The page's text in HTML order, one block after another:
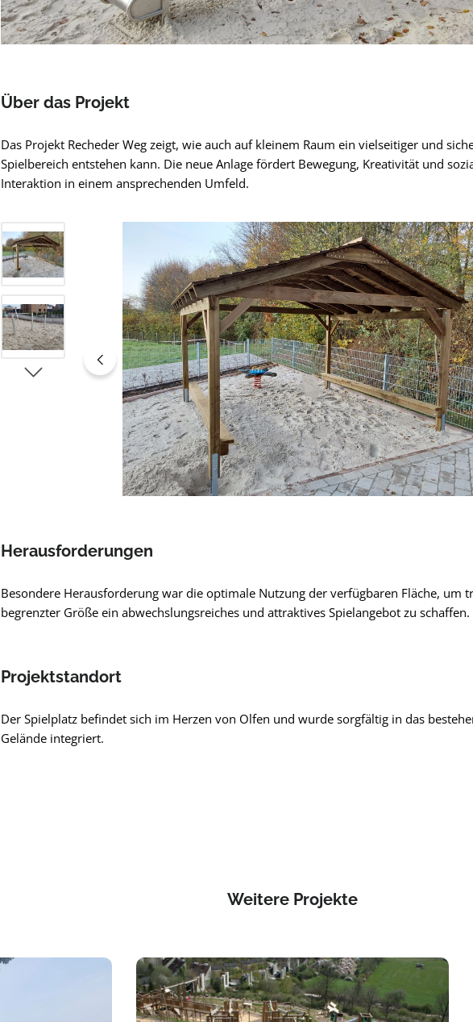
Über das Projekt
Das Projekt Recheder Weg zeigt, wie auch auf kleinem Raum ein vielseitiger und
Spielbereich entstehen kann. Die neue Anlage fördert Bewegung, Kreativität und
Interaktion in einem ansprechenden Umfeld.
Bildergalerie überspringen
Herausforderungen
Besondere Herausforderung war die optimale Nutzung der verfügbaren Fläche, um
begrenzter Größe ein abwechslungsreiches und attraktives Spielangebot zu schaffen.
Projektstandort
Der Spielplatz befindet sich im Herzen von Olfen und wurde sorgfältig in das
Gelände integriert.
Weitere Projekte